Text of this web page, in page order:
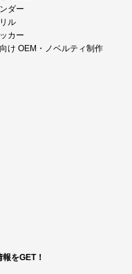
ダー
ル
カー
け OEM・ノベルティ制作
をGET！